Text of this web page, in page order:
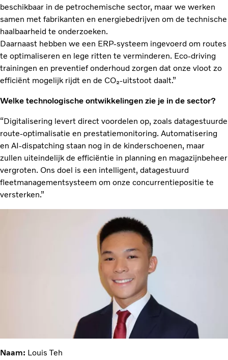
beschikbaar in de petrochemische sector, maar we werken
samen met fabrikanten en energiebedrijven om de technische
haalbaarheid te onderzoeken.
Daarnaast hebben we een ERP-systeem ingevoerd om routes
te optimaliseren en lege ritten te verminderen. Eco-driving
trainingen en preventief onderhoud zorgen dat onze vloot zo
efficiënt mogelijk rijdt en de CO₂-uitstoot daalt.”
Welke technologische ontwikkelingen zie je in de sector?
“Digitalisering levert direct voordelen op, zoals datagestuurde
route-optimalisatie en prestatiemonitoring. Automatisering
en AI-dispatching staan nog in de kinderschoenen, maar
zullen uiteindelijk de efficiëntie in planning en magazijnbeheer
vergroten. Ons doel is een intelligent, datagestuurd
fleetmanagementsysteem om onze concurrentiepositie te
versterken.”
Naam: Louis Teh